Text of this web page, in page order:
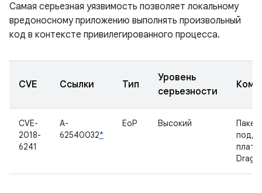
Самая серьезная уязвимость позволяет локальному
вредоносному приложению выполнять произвольный
код в контексте привилегированного процесса.
CVE Ссылки Тип
Уровень
серьезности
CVE-
2018-
6241
A-
62540032*
EoP Высокий
Пакет